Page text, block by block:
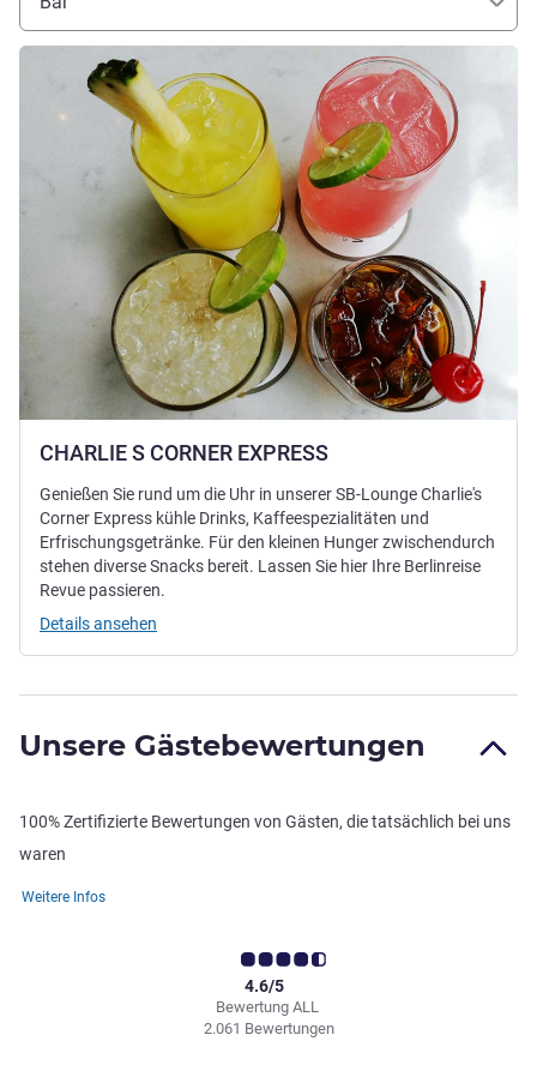
CHARLIE S CORNER EXPRESS
Details ansehen
Genießen Sie rund um die Uhr in unserer SB-Lounge Charlie's
Corner Express kühle Drinks, Kaffeespezialitäten und
Erfrischungsgetränke. Für den kleinen Hunger zwischendurch
stehen diverse Snacks bereit. Lassen Sie hier Ihre Berlinreise
Revue passieren.
Details ansehen
Unsere Gästebewertungen
100% Zertifizierte Bewertungen von Gästen, die tatsächlich bei uns
waren
Weitere Infos
Bewertung ALL
4.6/5
2.061 Bewertungen